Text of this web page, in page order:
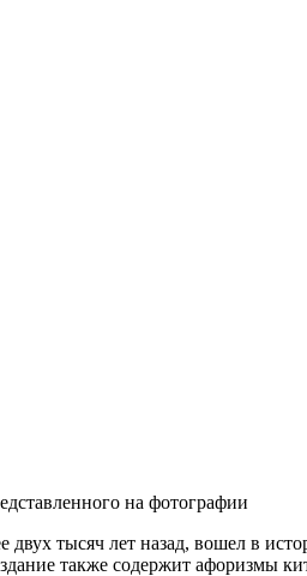
на фотографии
тысяч лет назад, вошел в
также содержит афоризмы